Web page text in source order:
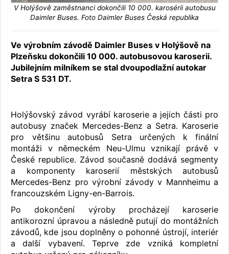
V Holýšově zaměstnanci dokončili 10 000. karosérii autobusu
Daimler Buses. Foto Daimler Buses Česká republika
Ve výrobním závodě Daimler Buses v Holýšově na
Plzeňsku dokončili 10 000. autobusovou karoserii.
Jubilejním milníkem se stal dvoupodlažní autokar
Setra S 531 DT.
Holýšovský závod vyrábí karoserie a jejich části pro
autobusy značek Mercedes-Benz a Setra. Karoserie
pro většinu autobusů Setra určených k finální
montáži v německém Neu-Ulmu vznikají právě v
České republice. Závod současně dodává segmenty
a komponenty karoserií městských autobusů
Mercedes-Benz pro výrobní závody v Mannheimu a
francouzském Ligny-en-Barrois.
Po dokončení výroby procházejí karoserie
antikorozní úpravou a následně putují do montážních
závodů, kde jsou doplněny o pohonné ústrojí, interiér
a další vybavení. Teprve zde vzniká kompletní